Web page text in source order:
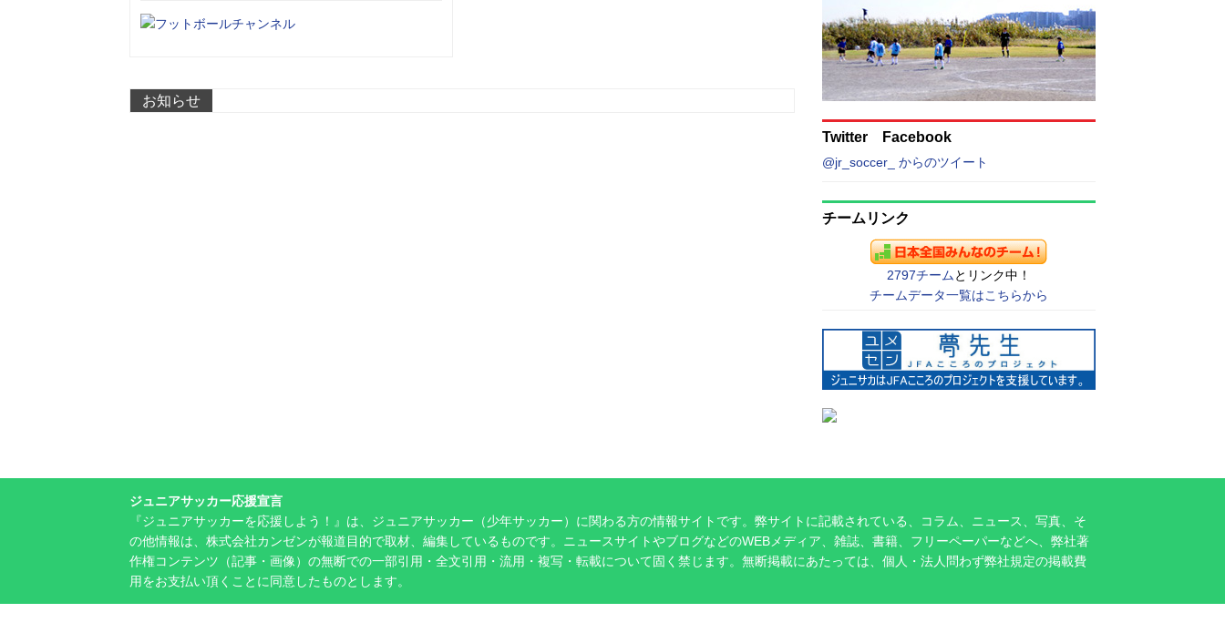
お知らせ
Twitter Facebook
@jr_soccer_ からのツイート
チームリンク
2797チーム とリンク中！
チームデータ一覧はこちらから
ジュニアサッカー応援宣言
『ジュニアサッカーを応援しよう！』は、ジュニアサッカー（少年サッカー）に関わる方の情報サイトです。弊サイトに記載されている、コラム、ニュース、写真、そ
の他情報は、株式会社カンゼンが報道目的で取材、編集しているものです。ニュースサイトやブログなどのWEBメディア、雑誌、書籍、フリーペーパーなどへ、弊社著
作権コンテンツ（記事・画像）の無断での一部引用・全文引用・流用・複写・転載について固く禁じます。無断掲載にあたっては、個人・法人問わず弊社規定の掲載費
用をお支払い頂くことに同意したものとします。